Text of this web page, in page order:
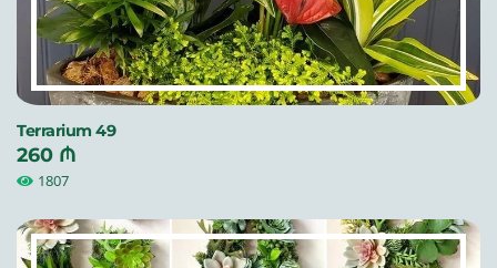
Terrarium 49
260 ₼
1807